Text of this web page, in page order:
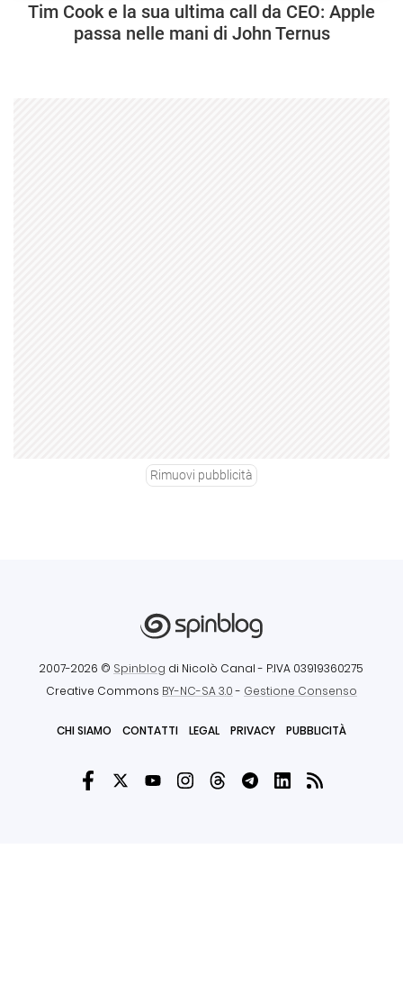
Tim Cook e la sua ultima call da CEO: Apple
passa nelle mani di John Ternus
Rimuovi pubblicità
2007-2026 © Spinblog di Nicolò Canal - P.IVA 03919360275
Creative Commons BY-NC-SA 3.0- Gestione Consenso
CHI SIAMO CONTATTI LEGAL PRIVACY PUBBLICITÀ